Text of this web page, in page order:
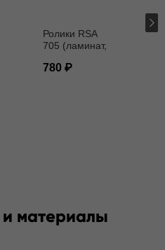
Ролики RSA
705 (ламинат,
мм
780
материалы